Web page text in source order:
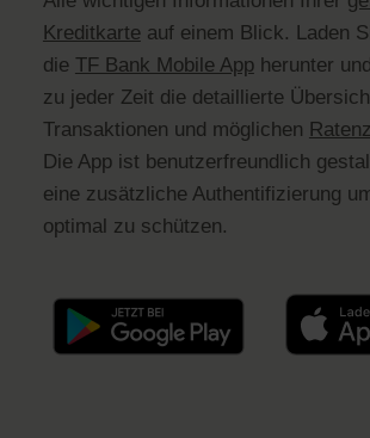
Kreditkarteauf einem Blick. Laden
die TF Bank Mobile Appherunter
zu jeder Zeit die detaillierte
Transaktionen und möglichen
Die App ist benutzerfreundlich
eine zusätzliche Authentifizierung
optimal zu schützen.